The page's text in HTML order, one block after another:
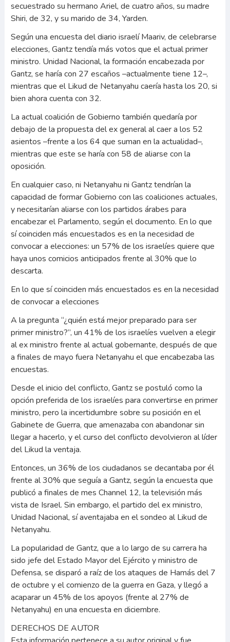
secuestrado su hermano Ariel, de cuatro años, su madre
Shiri, de 32, y su marido de 34, Yarden.
Según una encuesta del diario israelí Maariv, de celebrarse
elecciones, Gantz tendía más votos que el actual primer
ministro. Unidad Nacional, la formación encabezada por
Gantz, se haría con 27 escaños –actualmente tiene 12–,
mientras que el Likud de Netanyahu caería hasta los 20, si
bien ahora cuenta con 32.
La actual coalición de Gobierno también quedaría por
debajo de la propuesta del ex general al caer a los 52
asientos –frente a los 64 que suman en la actualidad–,
mientras que este se haría con 58 de aliarse con la
oposición.
En cualquier caso, ni Netanyahu ni Gantz tendrían la
capacidad de formar Gobierno con las coaliciones actuales,
y necesitarían aliarse con los partidos árabes para
encabezar el Parlamento, según el documento. En lo que
sí coinciden más encuestados es en la necesidad de
convocar a elecciones: un 57% de los israelíes quiere que
haya unos comicios anticipados frente al 30% que lo
descarta.
En lo que sí coinciden más encuestados es en la necesidad
de convocar a elecciones
A la pregunta “¿quién está mejor preparado para ser
primer ministro?”, un 41% de los israelíes vuelven a elegir
al ex ministro frente al actual gobernante, después de que
a finales de mayo fuera Netanyahu el que encabezaba las
encuestas.
Desde el inicio del conflicto, Gantz se postuló como la
opción preferida de los israelíes para convertirse en primer
ministro, pero la incertidumbre sobre su posición en el
Gabinete de Guerra, que amenazaba con abandonar sin
llegar a hacerlo, y el curso del conflicto devolvieron al líder
del Likud la ventaja.
Entonces, un 36% de los ciudadanos se decantaba por él
frente al 30% que seguía a Gantz, según la encuesta que
publicó a finales de mes Channel 12, la televisión más
vista de Israel. Sin embargo, el partido del ex ministro,
Unidad Nacional, sí aventajaba en el sondeo al Likud de
Netanyahu.
La popularidad de Gantz, que a lo largo de su carrera ha
sido jefe del Estado Mayor del Ejército y ministro de
Defensa, se disparó a raíz de los ataques de Hamás del 7
de octubre y el comienzo de la guerra en Gaza, y llegó a
acaparar un 45% de los apoyos (frente al 27% de
Netanyahu) en una encuesta en diciembre.
DERECHOS DE AUTOR